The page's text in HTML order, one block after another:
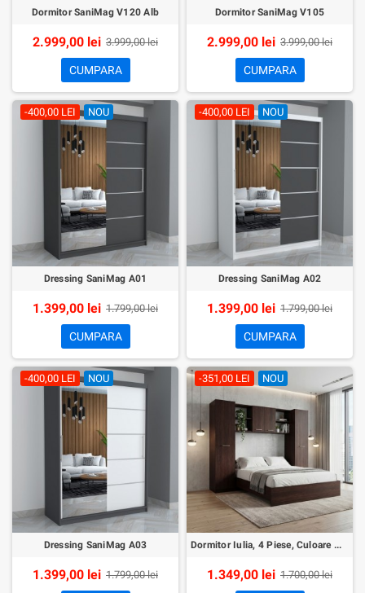
Dormitor SaniMag V120 Alb
2.999,00 lei 3.999,00 lei
CUMPARA
Dormitor SaniMag V105
2.999,00 lei 3.999,00 lei
CUMPARA
-400,00 LEI NOU
Dressing SaniMag A01
1.399,00 lei 1.799,00 lei
CUMPARA
-400,00 LEI NOU
Dressing SaniMag A02
1.399,00 lei 1.799,00 lei
CUMPARA
-400,00 LEI NOU
Dressing SaniMag A03
1.399,00 lei 1.799,00 lei
-351,00 LEI NOU
Dormitor Iulia, 4 Piese, Culoare Wenge
1.349,00 lei 1.700,00 lei